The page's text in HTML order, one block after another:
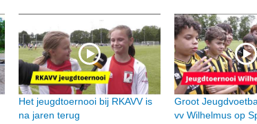
Het jeugdtoernooi bij RKAVV is
na jaren terug
Groot
vv Wilhelmus op